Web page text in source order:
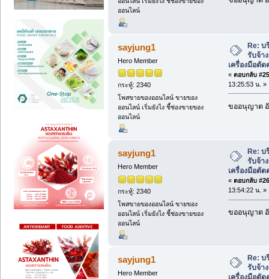
ออนไลน์
sayjung1
Hero Member
กระทู้: 2340
โพสขายของออนไลน์ ขายของ
ออนไลน์ เริ่มยังไง ชี้ช่องขายของ
ออนไลน์
Re: บ
รับจ้า
เครื่องมือตั
« ตอบกลับ
13:25:53 น. »
ขออนุญาต
sayjung1
Hero Member
กระทู้: 2340
โพสขายของออนไลน์ ขายของ
ออนไลน์ เริ่มยังไง ชี้ช่องขายของ
ออนไลน์
Re:
รับจ้า
เครื่องมือตั
« ตอบกลับ
13:54:22 น. »
ขออนุญาต
sayjung1
Hero Member
Re:
รับจ้า
เครื่องมือตั